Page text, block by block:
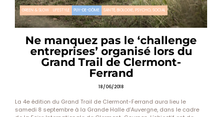
GREEN & SLOW LIFESTYLE PUY-DE-DÔME SANTÉ, BIOLOGIE, PSYCHO, SOCIAL
Ne manquez pas le ‘challenge
entreprises’ organisé lors du
Grand Trail de Clermont-
Ferrand
18/06/2018
La 4e édition du Grand Trail de Clermont-Ferrand aura lieu le
samedi 8 septembre à la Grande Halle d’Auvergne, dans le cadre